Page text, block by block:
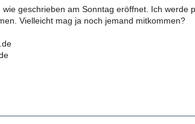
wie geschrieben am Sonntag eröffnet. Ich
Vielleicht mag ja noch jemand mitkommen?